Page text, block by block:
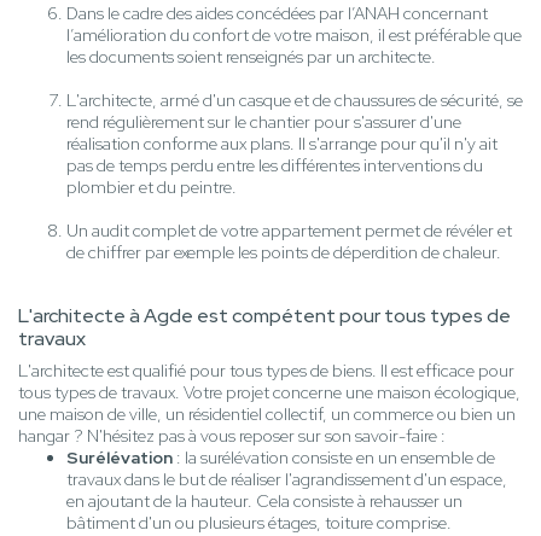
Dans le cadre des aides concédées par l’ANAH concernant
l’amélioration du confort de votre maison, il est préférable que
les documents soient renseignés par un architecte.
L'architecte, armé d'un casque et de chaussures de sécurité, se
rend régulièrement sur le chantier pour s'assurer d'une
réalisation conforme aux plans. Il s'arrange pour qu'il n'y ait
pas de temps perdu entre les différentes interventions du
plombier et du peintre.
Un audit complet de votre appartement permet de révéler et
de chiffrer par exemple les points de déperdition de chaleur.
L'architecte à Agde est compétent pour tous types de
travaux
L'architecte est qualifié pour tous types de biens. Il est efficace pour
tous types de travaux. Votre projet concerne une maison écologique,
une maison de ville, un résidentiel collectif, un commerce ou bien un
hangar ? N'hésitez pas à vous reposer sur son savoir-faire :
Surélévation : la surélévation consiste en un ensemble de
travaux dans le but de réaliser l'agrandissement d'un espace,
en ajoutant de la hauteur. Cela consiste à rehausser un
bâtiment d'un ou plusieurs étages, toiture comprise.